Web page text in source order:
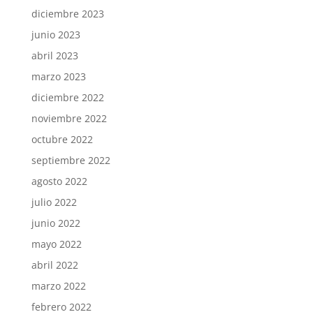
diciembre 2023
junio 2023
abril 2023
marzo 2023
diciembre 2022
noviembre 2022
octubre 2022
septiembre 2022
agosto 2022
julio 2022
junio 2022
mayo 2022
abril 2022
marzo 2022
febrero 2022